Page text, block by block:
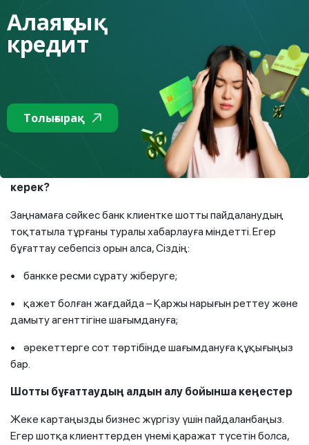
шотқа уәкілетті органдардың (мысалы, сот
орындаушыларының немесе Мемлекеттік кірістер
комитетінің) сұрау салуы бойынша тыйым салынуы
мүмкін. Ал банк бұл талапты орындауға міндетті. Егер
өзіңізде қарыздың бар екенін білсеңіз, оны мүмкіндігінше
тезірек жабыңыз немесе мәселені шешіңіз. Берешектің
бар-жоғын eGov.kz арқылы немесе салық кабинетінде
(cabinet.kgd.gov.kz) тексеруге болады.
Егер картаңыз ескертусіз бұғатталса, не істеу
керек?
Заңнамаға сәйкес банк клиентке шотты пайдаланудың
тоқтатыла тұрғаны туралы хабарлауға міндетті. Егер
бұғаттау себепсіз орын алса, Сіздің:
• банкке ресми сұрату жіберуге;
• қажет болған жағдайда – Қаржы нарығын реттеу және
дамыту агенттігіне шағымдануға;
• әрекеттерге сот тәртібінде шағымдануға құқығыңыз
бар.
Шотты бұғаттаудың алдын алу бойынша кеңестер
Жеке картаңызды бизнес жүргізу үшін пайдаланбаңыз.
Егер шотқа клиенттерден үнемі қаражат түсетін болса,
Алаяқтық
кредит
Толығырақ